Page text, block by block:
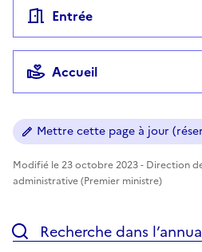
Entrée
Accueil
Mettre cette page à jour
Modifié le 23 octobre 2023 - Direction
administrative (Premier ministre)
Recherche dans